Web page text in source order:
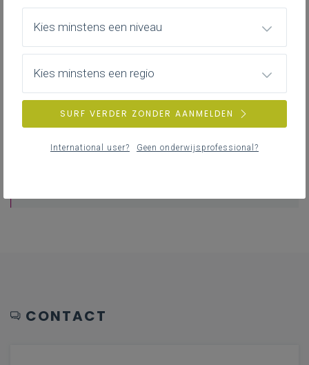
FAQ
Veelgestelde vragen
Professionalisering
CONTACT
Kies minstens een niveau
Kies minstens een regio
SURF VERDER ZONDER AANMELDEN
International user? Geen onderwijsprofessional?